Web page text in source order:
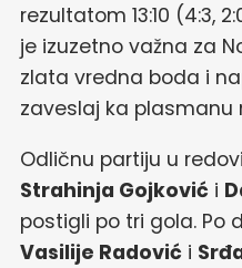
rezultatom 13:10 (4:3,
je izuzetno važna za
zlata vredna boda i
zaveslaj ka plasmanu
Odličnu partiju u
Strahinja Gojković i
postigli po tri gola. Po
Vasilije Radović i